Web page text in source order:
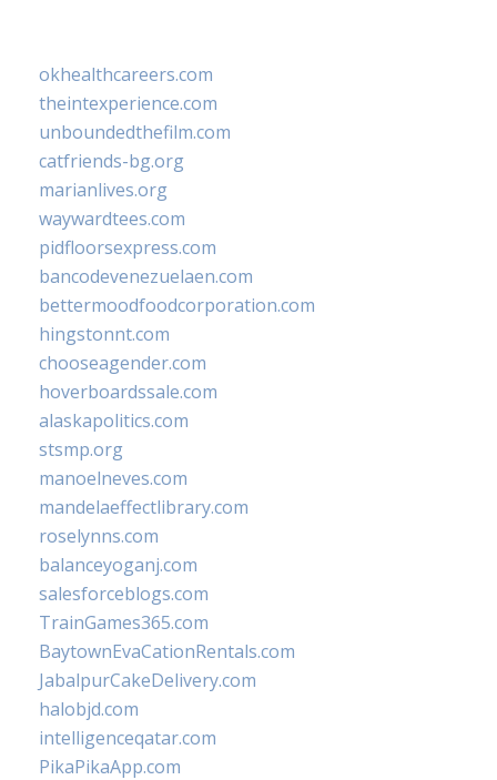
okhealthcareers.com
theintexperience.com
unboundedthefilm.com
catfriends-bg.org
marianlives.org
waywardtees.com
pidfloorsexpress.com
bancodevenezuelaen.com
bettermoodfoodcorporation.com
hingstonnt.com
chooseagender.com
hoverboardssale.com
alaskapolitics.com
stsmp.org
manoelneves.com
mandelaeffectlibrary.com
roselynns.com
balanceyoganj.com
salesforceblogs.com
TrainGames365.com
BaytownEvaCationRentals.com
JabalpurCakeDelivery.com
halobjd.com
intelligenceqatar.com
PikaPikaApp.com